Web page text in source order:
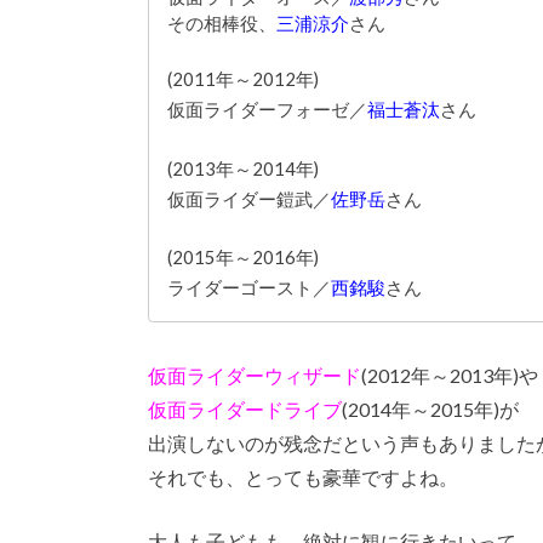
その相棒役、 三浦涼介さん
(2011年～2012年)
仮面ライダーフォーゼ／福士蒼汰さん
(2013年～2014年)
仮面ライダー鎧武／佐野岳さん
(2015年～2016年)
ライダーゴースト／西銘駿さん
仮面ライダーウィザード(2012年～2013年)や
仮面ライダードライブ(2014年～2015年)が
出演しないのが残念だという声もありました
それでも、とっても豪華ですよね。